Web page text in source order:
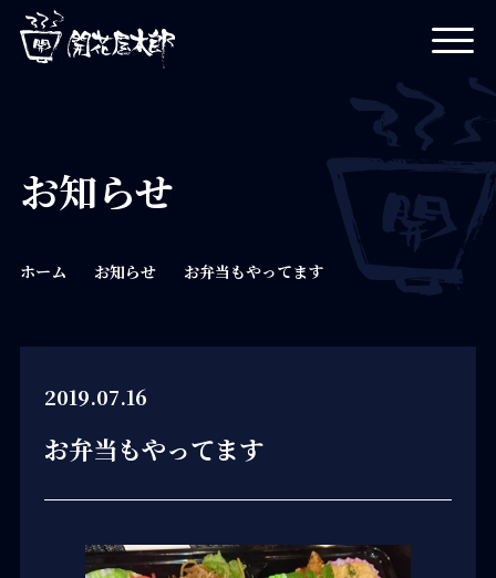
お知らせ
ホーム お知らせ お弁当もやってます
2019.07.16
お弁当もやってます